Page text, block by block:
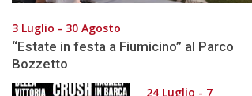
3 Luglio - 30 Agosto
“Estate in festa a Fiumicino” al Parco
Bozzetto
24 Luglio - 7